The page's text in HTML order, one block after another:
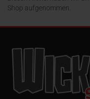
Shop aufgenommen.